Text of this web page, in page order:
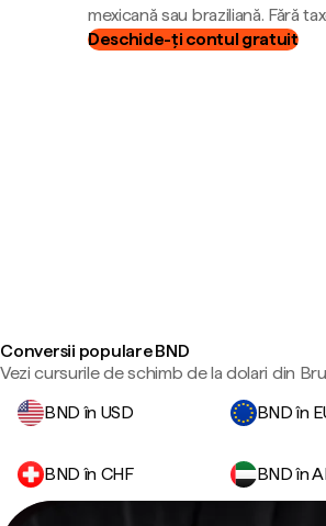
mexicană sau braziliană. Fără
Deschide-ți contul gratuit
Conversii populare BND
Vezi cursurile de schimb de la dolari din
BND în USD
BND în
BND în CHF BND în